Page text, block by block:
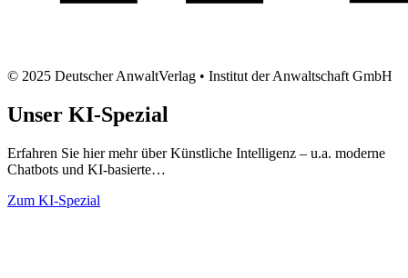
© 2025 Deutscher AnwaltVerlag • Institut der Anwaltschaft GmbH
Unser KI-Spezial
Erfahren Sie hier mehr über Künstliche Intelligenz – u.a. moderne
Chatbots und KI-basierte…
Zum KI-Spezial